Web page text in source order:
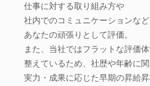
仕事に対する取り組み方や
社内でのコミュニケーションな
あなたの頑張りとして評価。
また、当社ではフラットな評価
整えているため、社歴や年齢に
実力・成果に応じた早期の昇給